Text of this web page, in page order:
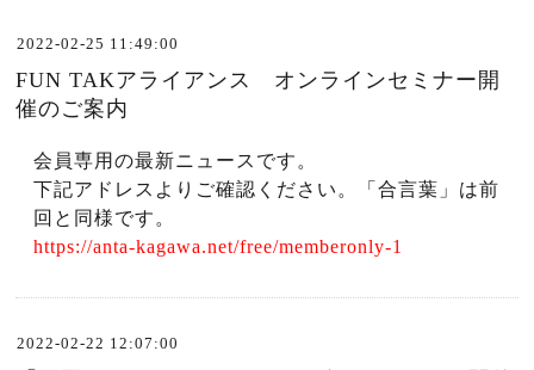
2022-02-25 11:49:00
FUN TAKアライアンス オンラインセミナー開
催のご案内
会員専用の最新ニュースです。
下記アドレスよりご確認ください。「合言葉」は前
回と同様です。
https://anta-kagawa.net/free/memberonly-1
2022-02-22 12:07:00